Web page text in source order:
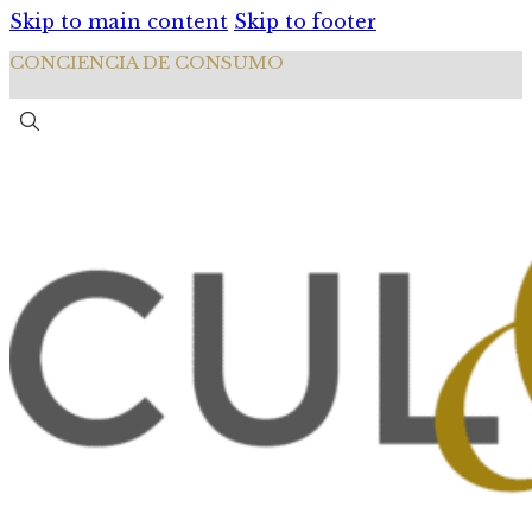
Skip to main content Skip to footer
CONCIENCIA DE CONSUMO